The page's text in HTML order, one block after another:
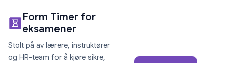
Form Timer for
eksamener
Stolt på av lærere, instruktører
og HR-team for å kjøre sikre,